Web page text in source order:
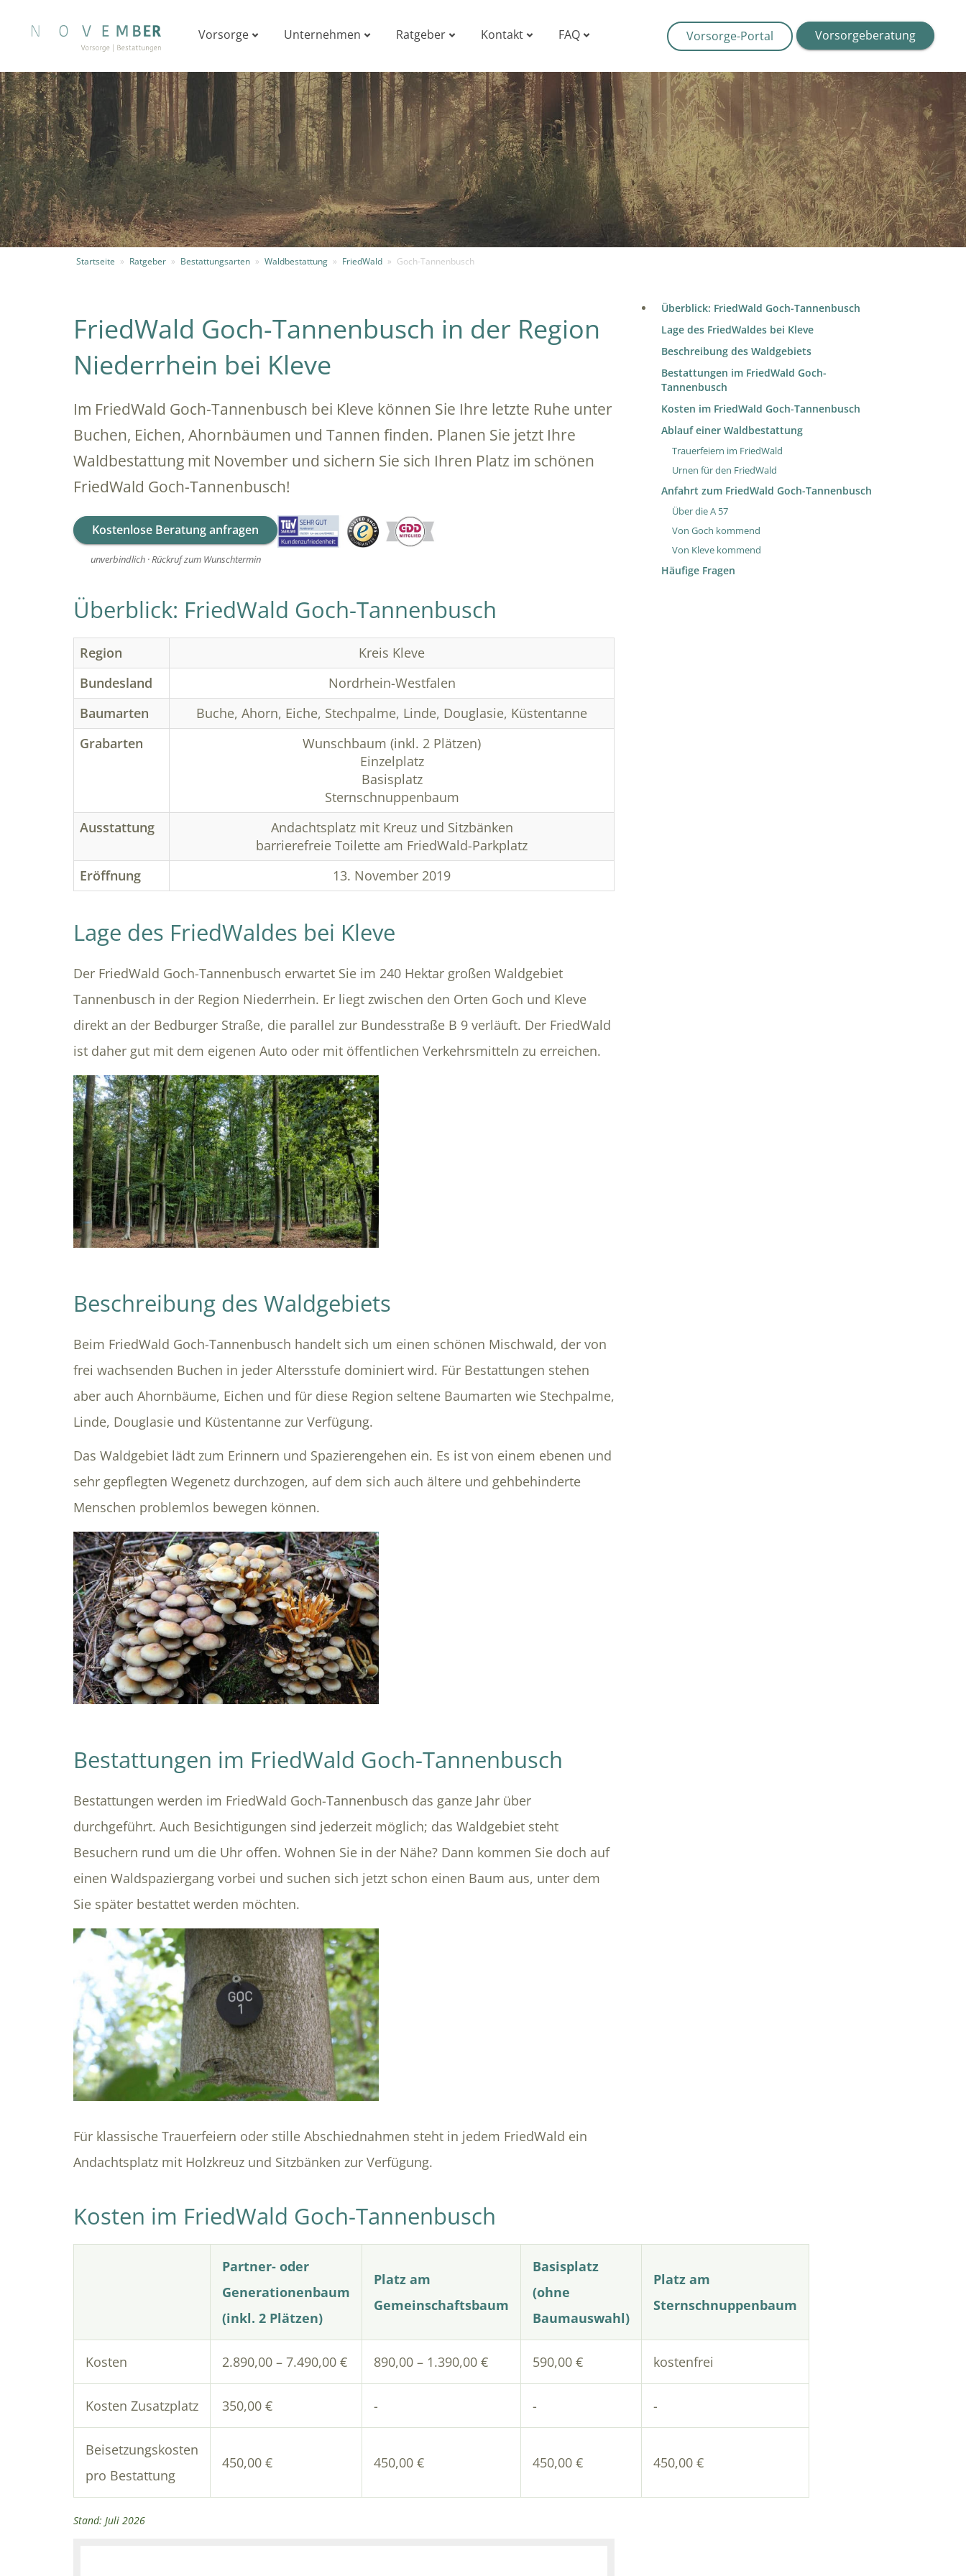
Vorsorgeberatung
Vorsorge-Portal
Vorsorge Unternehmen Ratgeber Kontakt FAQ
Startseite » Ratgeber » Bestattungsarten » Waldbestattung » FriedWald » Goch-Tannenbusch
FriedWald Goch-Tannenbusch in der Region
Niederrhein bei Kleve
Im FriedWald Goch-Tannenbusch bei Kleve können Sie Ihre letzte Ruhe unter
Buchen, Eichen, Ahornbäumen und Tannen finden. Planen Sie jetzt Ihre
Waldbestattung mit November und sichern Sie sich Ihren Platz im schönen
FriedWald Goch-Tannenbusch!
Kostenlose Beratung anfragen
unverbindlich · Rückruf zum Wunschtermin
Überblick: FriedWald Goch-Tannenbusch
Region
Kreis Kleve
Bundesland
Nordrhein-Westfalen
Baumarten
Buche, Ahorn, Eiche, Stechpalme, Linde, Douglasie, Küstentanne
Grabarten
Wunschbaum (inkl. 2 Plätzen)
Einzelplatz
Basisplatz
Sternschnuppenbaum
Ausstattung
Andachtsplatz mit Kreuz und Sitzbänken
barrierefreie Toilette am FriedWald-Parkplatz
Eröffnung
13. November 2019
Lage des FriedWaldes bei Kleve
Der FriedWald Goch-Tannenbusch erwartet Sie im 240 Hektar großen Waldgebiet
Tannenbusch in der Region Niederrhein. Er liegt zwischen den Orten Goch und Kleve
direkt an der Bedburger Straße, die parallel zur Bundesstraße B 9 verläuft. Der FriedWald
ist daher gut mit dem eigenen Auto oder mit öffentlichen Verkehrsmitteln zu erreichen.
Beschreibung des Waldgebiets
Beim FriedWald Goch-Tannenbusch handelt sich um einen schönen Mischwald, der von
frei wachsenden Buchen in jeder Altersstufe dominiert wird. Für Bestattungen stehen
aber auch Ahornbäume, Eichen und für diese Region seltene Baumarten wie Stechpalme,
Linde, Douglasie und Küstentanne zur Verfügung.
Das Waldgebiet lädt zum Erinnern und Spazierengehen ein. Es ist von einem ebenen und
sehr gepflegten Wegenetz durchzogen, auf dem sich auch ältere und gehbehinderte
Menschen problemlos bewegen können.
Bestattungen im FriedWald Goch-Tannenbusch
Bestattungen werden im FriedWald Goch-Tannenbusch das ganze Jahr über
durchgeführt. Auch Besichtigungen sind jederzeit möglich; das Waldgebiet steht
Besuchern rund um die Uhr offen. Wohnen Sie in der Nähe? Dann kommen Sie doch auf
einen Waldspaziergang vorbei und suchen sich jetzt schon einen Baum aus, unter dem
Sie später bestattet werden möchten.
Für klassische Trauerfeiern oder stille Abschiednahmen steht in jedem FriedWald ein
Andachtsplatz mit Holzkreuz und Sitzbänken zur Verfügung.
Kosten im FriedWald Goch-Tannenbusch
Partner- oder
Generationenbaum
(inkl. 2 Plätzen)
Platz am
Gemeinschaftsbaum
Basisplatz
(ohne
Baumauswahl)
Platz am
Sternschnuppenbaum
Kosten 2.890,00 – 7.490,00 € 890,00 – 1.390,00 € 590,00 € kostenfrei
Kosten Zusatzplatz 350,00 € - - -
Beisetzungskosten
pro Bestattung
450,00 € 450,00 € 450,00 € 450,00 €
Stand: Juli 2026
Überblick: FriedWald Goch-Tannenbusch
Lage des FriedWaldes bei Kleve
Beschreibung des Waldgebiets
Bestattungen im FriedWald Goch-
Tannenbusch
Kosten im FriedWald Goch-Tannenbusch
Ablauf einer Waldbestattung
Trauerfeiern im FriedWald
Urnen für den FriedWald
Anfahrt zum FriedWald Goch-Tannenbusch
Über die A 57
Von Goch kommend
Von Kleve kommend
Häufige Fragen